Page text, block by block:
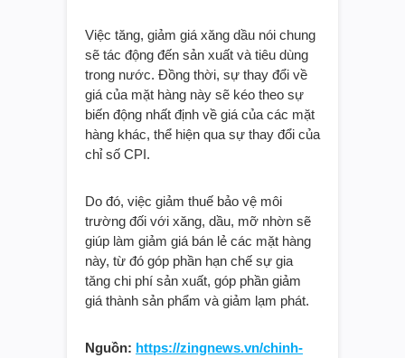
Việc tăng, giảm giá xăng dầu nói chung
sẽ tác động đến sản xuất và tiêu dùng
trong nước. Đồng thời, sự thay đổi về
giá của mặt hàng này sẽ kéo theo sự
biến động nhất định về giá của các mặt
hàng khác, thể hiện qua sự thay đổi của
chỉ số CPI.
Do đó, việc giảm thuế bảo vệ môi
trường đối với xăng, dầu, mỡ nhờn sẽ
giúp làm giảm giá bán lẻ các mặt hàng
này, từ đó góp phần hạn chế sự gia
tăng chi phí sản xuất, góp phần giảm
giá thành sản phẩm và giảm lạm phát.
Nguồn: https://zingnews.vn/chinh-